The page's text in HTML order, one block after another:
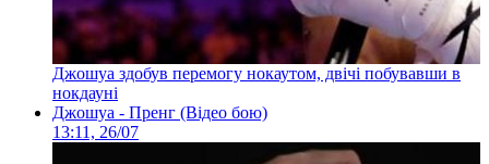
Джошуа здобув перемогу нокаутом, двічі побувавши в
нокдауні
Джошуа - Пренг (Відео бою)
13:11, 26/07